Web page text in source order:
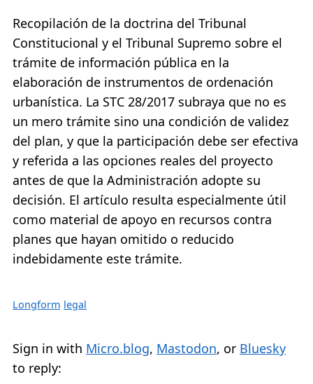
Recopilación de la doctrina del Tribunal
Constitucional y el Tribunal Supremo sobre el
trámite de información pública en la
elaboración de instrumentos de ordenación
urbanística. La STC 28/2017 subraya que no es
un mero trámite sino una condición de validez
del plan, y que la participación debe ser efectiva
y referida a las opciones reales del proyecto
antes de que la Administración adopte su
decisión. El artículo resulta especialmente útil
como material de apoyo en recursos contra
planes que hayan omitido o reducido
indebidamente este trámite.
Longform legal
Sign in with Micro.blog, Mastodon, or Bluesky
to reply: